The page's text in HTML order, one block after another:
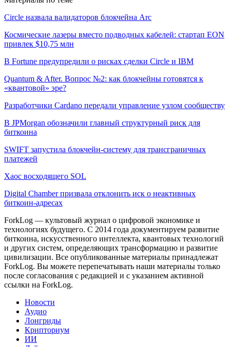
Circle назвала валидаторов блокчейна Arc
Космические лазеры вместо подводных кабелей: стартап EON
привлек $10,75 млн
В Fortune предупредили о рисках сделки Circle и IBM
Quantum & After. Вопрос №2: как блокчейны готовятся к
«квантовой» эре?
Разработчики Cardano передали управление узлом сообществу
В JPMorgan обозначили главный структурный риск для
биткоина
SWIFT запустила блокчейн-систему для трансграничных
платежей
Хаос восходящего SOL
Digital Chamber призвала отклонить иск о неактивных
биткоин-адресах
ForkLog — культовый журнал о цифровой экономике и
технологиях будущего. С 2014 года документируем развитие
биткоина, искусственного интеллекта, квантовых технологий
и других систем, определяющих трансформацию и развитие
цивилизации. Все опубликованные материалы принадлежат
ForkLog. Вы можете перепечатывать наши материалы только
после согласования с редакцией и с указанием активной
ссылки на ForkLog.
Новости
Аудио
Лонгриды
Крипториум
ИИ